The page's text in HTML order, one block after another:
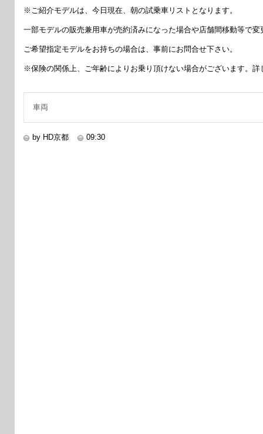
※ご紹介モデルは、今日現在、朝の試乗車リストとなります。
一部モデルの販売兼用車が売約済みになった場合や店舗間移動等で
ご希望指定モデルをお持ちの場合は、事前にお問合せ下さい。
※保険の関係上、ご年齢によりお乗り頂けない場合がございます。
車両
by HD京都 09:30